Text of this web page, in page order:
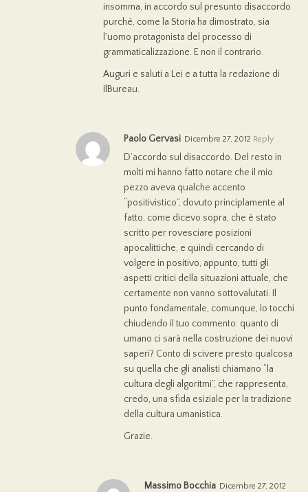
insomma, in accordo sul presunto disaccordo
purché, come la Storia ha dimostrato, sia
l’uomo protagonista del processo di
grammaticalizzazione. E non il contrario.
Auguri e saluti a Lei e a tutta la redazione di
IlBureau.
Paolo Gervasi Dicembre 27, 2012 Reply
D’accordo sul disaccordo. Del resto in
molti mi hanno fatto notare che il mio
pezzo aveva qualche accento
“positivistico”, dovuto principlamente al
fatto, come dicevo sopra, che è stato
scritto per rovesciare posizioni
apocalittiche, e quindi cercando di
volgere in positivo, appunto, tutti gli
aspetti critici della situazioni attuale, che
certamente non vanno sottovalutati. Il
punto fondamentale, comunque, lo tocchi
chiudendo il tuo commento: quanto di
umano ci sarà nella costruzione dei nuovi
saperi? Conto di scivere presto qualcosa
su quella che gli analisti chiamano “la
cultura degli algoritmi”, che rappresenta,
credo, una sfida esiziale per la tradizione
della cultura umanistica.
Grazie.
Massimo Bocchia Dicembre 27, 2012